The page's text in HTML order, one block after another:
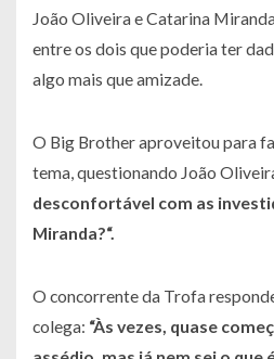
João Oliveira e Catarina
entre os dois que poderia ter
algo mais que amizade.
O Big Brother aproveitou para
tema, questionando João
desconfortável com as
Miranda?“.
O concorrente da Trofa
colega: “Às vezes, quase